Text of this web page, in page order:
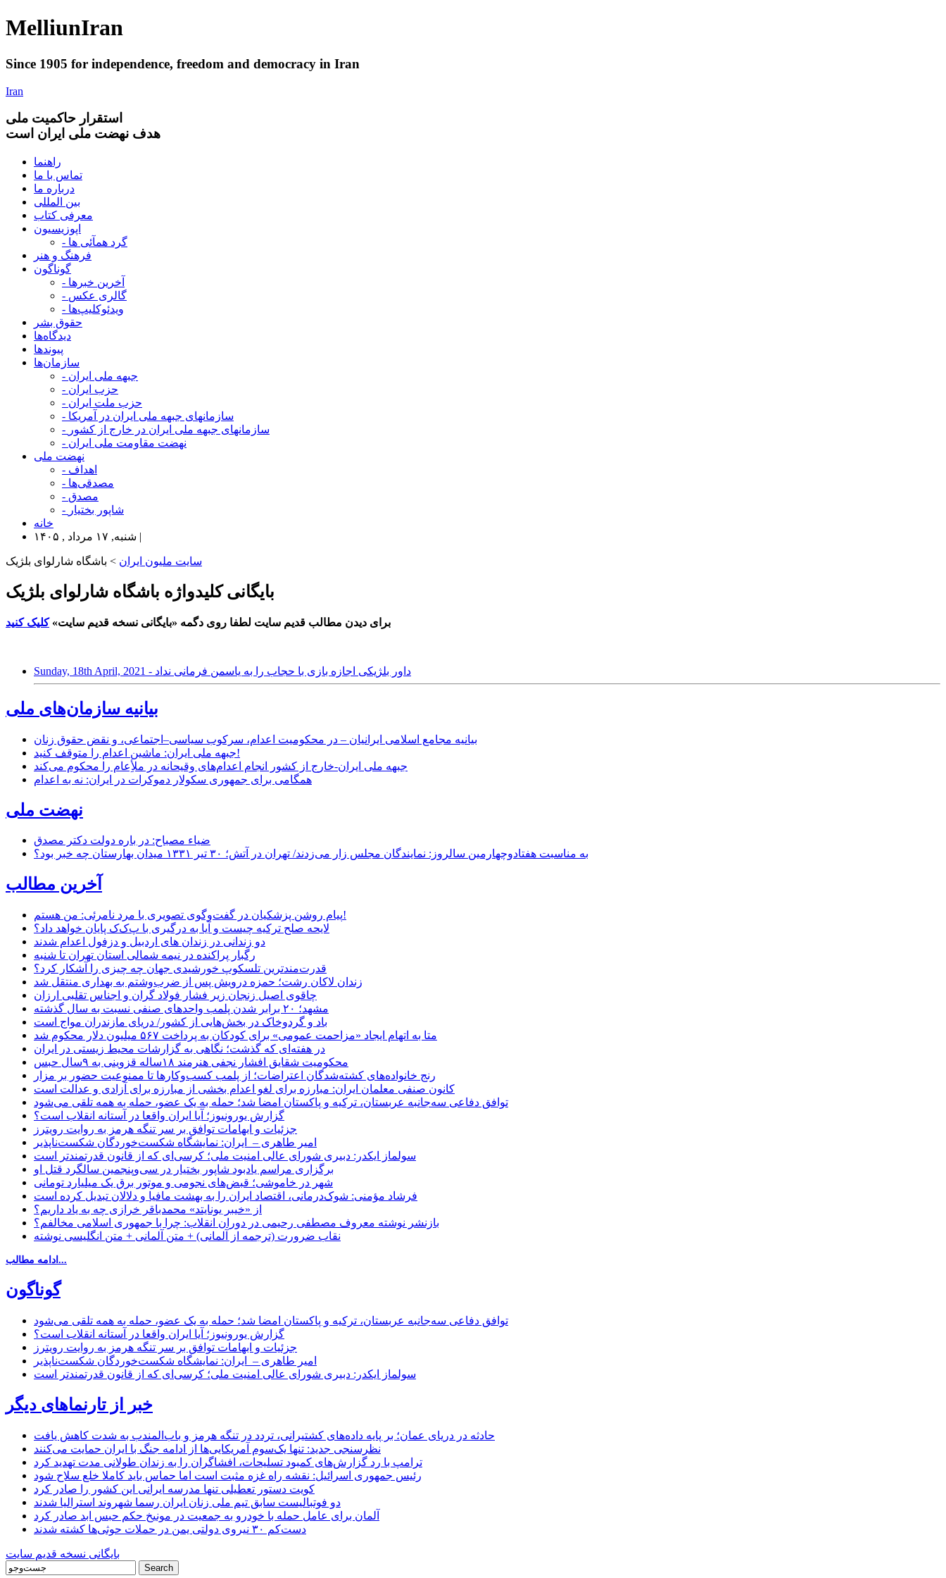
MelliunIran
Since 1905 for independence, freedom and democracy in Iran
Iran
استقرار حاکميت ملی
هدف نهضت ملی ایران است
راهنما
تماس با ما
درباره ما
بین المللی
معرفی کتاب
اپوزیسیون
- گرد همآئی ها
فرهنگ و هنر
گوناگون
- آخرین خبرها
- گالری عکس
- ویدئوکلیپ‌ها
حقوق بشر
دیدگاه‌ها
پیوندها
سازمان‌ها
- جبهه ملی ایران
- حزب ایران
- حزب ملت ایران
- سازمانهای جبهه ملی ایران در آمریکا
- سازمانهای جبهه ملی ایران در خارج از کشور
- نهضت مقاومت ملی ایران
نهضت ملی
- اهداف
- مصدقی‌ها
- مصدق
- شاپور بختیار
خانه
شنبه, ۱۷ مرداد , ۱۴۰۵ |
سایت ملیون ایران > باشگاه شارلوای بلژیک
بایگانی کلیدواژه باشگاه شارلوای بلژیک
برای دیدن مطالب قدیم سایت لطفا روی دگمه «بایگانی نسخه قدیم سایت»کلیک کنید
Sunday, 18th April, 2021 - داور بلژیکی اجازه بازی با حجاب را به یاسمن فرمانی نداد
بیانیه سازمان‌های ملی
بیانیه مجامع اسلامی ایرانیان – در محکومیت اعدام، سرکوب سیاسی–اجتماعی، و نقض حقوق زنان
جبهه ملی ایران: ماشین اعدام را متوقف کنید!
جبهه ملی ایران-خارج از کشور انجام اعدام‌های وقیحانه در ملأِعام را محکوم می‌کند
همگامی برای جمهوری سکولار دموکرات در ایران: نه به اعدام
نهضت ملی
ضیاء مصباح: در باره دولت دکتر مصدق
به مناسبت هفتادوچهارمین سالروز: نمایندگان مجلس زار می‌زدند/ تهران در آتش؛ ۳۰ تیر ۱۳۳۱ میدان بهارستان چه خبر بود؟
آخرین مطالب
پیام روشن پزشکیان در گفت‌و‌گوی تصویری با مرد نامرئی: من هستم!
لایحه صلح ترکیه چیست و آیا به درگیری با پ‌ک‌ک پایان خواهد داد؟
دو زندانی در زندان های اردبیل و دزفول اعدام شدند
رگبار پراکنده در نیمه شمالی استان تهران تا شنبه
قدرت‌مندترین تلسکوپ خورشیدی جهان چه چیزی را آشکار کرد؟
زندان لاکان رشت؛ حمزه درویش پس از ضرب‌وشتم به بهداری منتقل شد
چاقوی اصیل زنجان زیر فشار فولاد گران و اجناس تقلبی ارزان
مشهد؛ ۲۰ برابر شدن پلمب واحدهای صنفی نسبت به سال گذشته
باد و گردوخاک در بخش‌هایی از کشور/ دریای مازندران مواج است
متا به اتهام ایجاد «مزاحمت عمومی» برای کودکان به پرداخت ۵۶۷ میلیون دلار محکوم شد
در هفته‌ای که گذشت؛ نگاهی به گزارشات محیط زیستی در ایران
محکومیت شقایق افشار نجفی هنرمند ۱۸ساله قزوینی به ۹سال حبس
رنج خانواده‌های کشته‌شدگان اعتراضات؛ از پلمب کسب‌وکارها تا ممنوعیت حضور بر مزار
کانون صنفی معلمان ایران: مبارزه برای لغو اعدام بخشی از مبارزه برای آزادی و عدالت است
توافق دفاعی سه‌جانبه عربستان، ترکیه و پاکستان امضا شد؛ حمله به یک عضو، حمله به همه تلقی می‌شود
گزارش یورونیوز؛ آیا ایران واقعا در آستانه انقلاب است؟
جزئیات و ابهامات توافق بر سر تنگه هرمز به روایت رویترز
امیر طاهری – ایران: نمایشگاه شکست‌خوردگان شکست‌ناپذیر
سولماز ایکدر: دبیری شورای عالی امنیت ملی؛ کرسی‌ای که از قانون قدرتمندتر است
برگزاری مراسم یادبود شاپور بختیار در سی‌وپنجمین سالگرد قتل او
شهر در خاموشی؛ قبض‌های نجومی و موتور برق یک میلیارد تومانی
فرشاد مؤمنی: شوک‌درمانی، اقتصاد ایران را به بهشت مافیا و دلالان تبدیل کرده است
از «خیبر یونایتد» محمدباقر خرازی چه به یاد داریم؟
بازنشر نوشته معروف مصطفی رحیمی در دوران انقلاب: چرا با جمهوری اسلامی مخالفم؟
نقاب ضرورت (ترجمه از آلمانی) + متن آلمانی + متن انگلیسی نوشته
ادامه مطالب...
گوناگون
توافق دفاعی سه‌جانبه عربستان، ترکیه و پاکستان امضا شد؛ حمله به یک عضو، حمله به همه تلقی می‌شود
گزارش یورونیوز؛ آیا ایران واقعا در آستانه انقلاب است؟
جزئیات و ابهامات توافق بر سر تنگه هرمز به روایت رویترز
امیر طاهری – ایران: نمایشگاه شکست‌خوردگان شکست‌ناپذیر
سولماز ایکدر: دبیری شورای عالی امنیت ملی؛ کرسی‌ای که از قانون قدرتمندتر است
خبر از تارنماهای دیگر
حادثه در دریای عمان؛ بر پایه داده‌های کشتیرانی، تردد در تنگه هرمز و باب‌المندب به شدت کاهش یافت
نظرسنجی جدید: تنها یک‌سوم آمریکایی‌ها از ادامه جنگ با ایران حمایت می‌کنند
ترامپ با رد گزارش‌های کمبود تسلیحات، افشاگران را به زندان طولانی مدت تهدید کرد
رئیس‌ جمهوری اسرائیل: نقشه راه غزه مثبت است اما حماس باید کاملا خلع سلاح شود
کویت دستور تعطیلی تنها مدرسه ایرانی این کشور را صادر کرد
دو فوتبالیست سابق تیم ملی زنان ایران رسما شهروند استرالیا شدند
آلمان برای عامل حمله با خودرو به جمعیت در مونیخ حکم حبس ابد صادر کرد
دست‌کم ۳۰ نیروی دولتی یمن در حملات حوثی‌ها کشته شدند
بایگانی نسخه قدیم سایت